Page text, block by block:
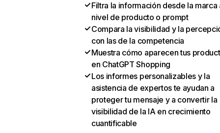
Filtra la información desde la marca
nivel de producto o prompt
Compara la visibilidad y la
con las de la competencia
Muestra cómo aparecen tus
en ChatGPT Shopping
Los informes personalizables y la
asistencia de expertos te ayudan a
proteger tu mensaje y a convertir la
visibilidad de la IA en crecimiento
cuantificable